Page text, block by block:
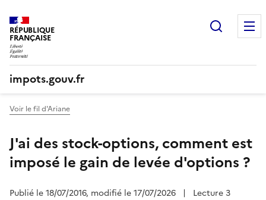
RÉPUBLIQUE
FRANÇAISE
impots.gouv.fr
Voir le fil d'Ariane
J'ai des stock-options, comment est
imposé le gain de levée d'options ?
Publié le 18/07/2016, modifié le 17/07/2026 |
Lecture 3